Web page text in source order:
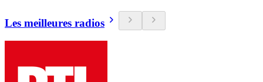
Les meilleures radios